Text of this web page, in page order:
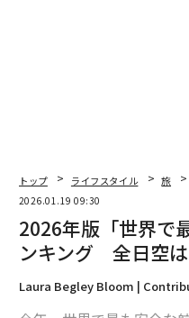
翻訳＝上田裕資
トップ ライフスタイル 旅
2026.01.19 09:30
2026年版「世界で
ンキング 全日空
Laura Begley Bloom |